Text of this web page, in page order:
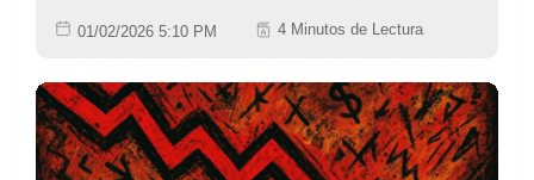
01/02/2026 5:10 PM 4 Minutos de Lectura